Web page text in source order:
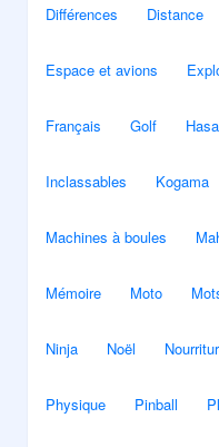
Différences Distance
Espace et avions
Français Golf
Inclassables Kogama
Machines à boules
Mémoire Moto
Ninja Noël
Physique Pinball